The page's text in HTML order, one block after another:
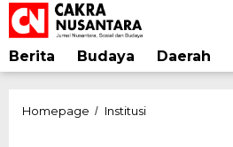
Lewati
ke
konten
Berita Budaya Daerah
Homepage / InstitusiRutinan,